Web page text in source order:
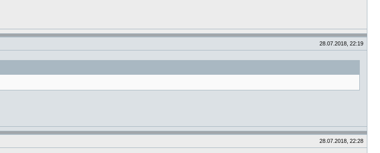
28.07.2018, 22:19
28.07.2018, 22:28